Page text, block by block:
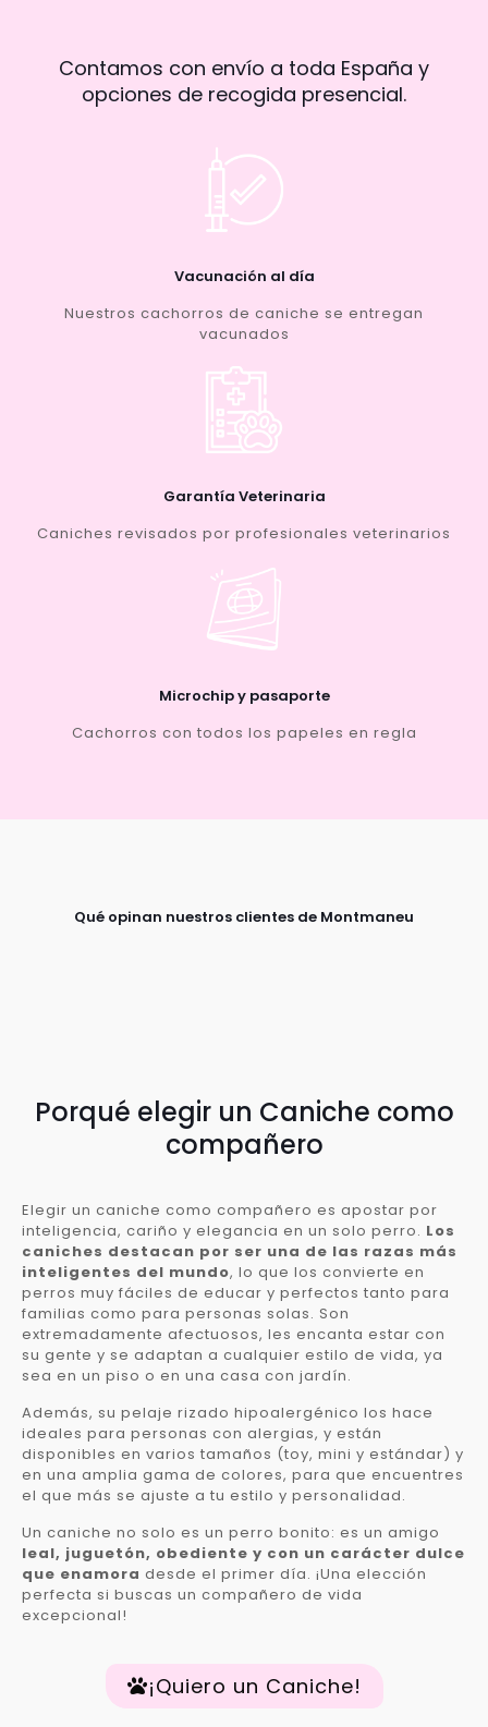
Contamos con envío a toda España y
opciones de recogida presencial.
Vacunación al día
Nuestros cachorros de caniche se entregan
vacunados
Garantía Veterinaria
Caniches revisados por profesionales veterinarios
Microchip y pasaporte
Cachorros con todos los papeles en regla
Qué opinan nuestros clientes de Montmaneu
Porqué elegir un Caniche como
compañero
Elegir un caniche como compañero es apostar por
inteligencia, cariño y elegancia en un solo perro. Los
caniches destacan por ser una de las razas más
inteligentes del mundo, lo que los convierte en
perros muy fáciles de educar y perfectos tanto para
familias como para personas solas. Son
extremadamente afectuosos, les encanta estar con
su gente y se adaptan a cualquier estilo de vida, ya
sea en un piso o en una casa con jardín.
Además, su pelaje rizado hipoalergénico los hace
ideales para personas con alergias, y están
disponibles en varios tamaños (toy, mini y estándar) y
en una amplia gama de colores, para que encuentres
el que más se ajuste a tu estilo y personalidad.
Un caniche no solo es un perro bonito: es un amigo
leal, juguetón, obediente y con un carácter dulce
que enamora desde el primer día. ¡Una elección
perfecta si buscas un compañero de vida
excepcional!
¡Quiero un Caniche!